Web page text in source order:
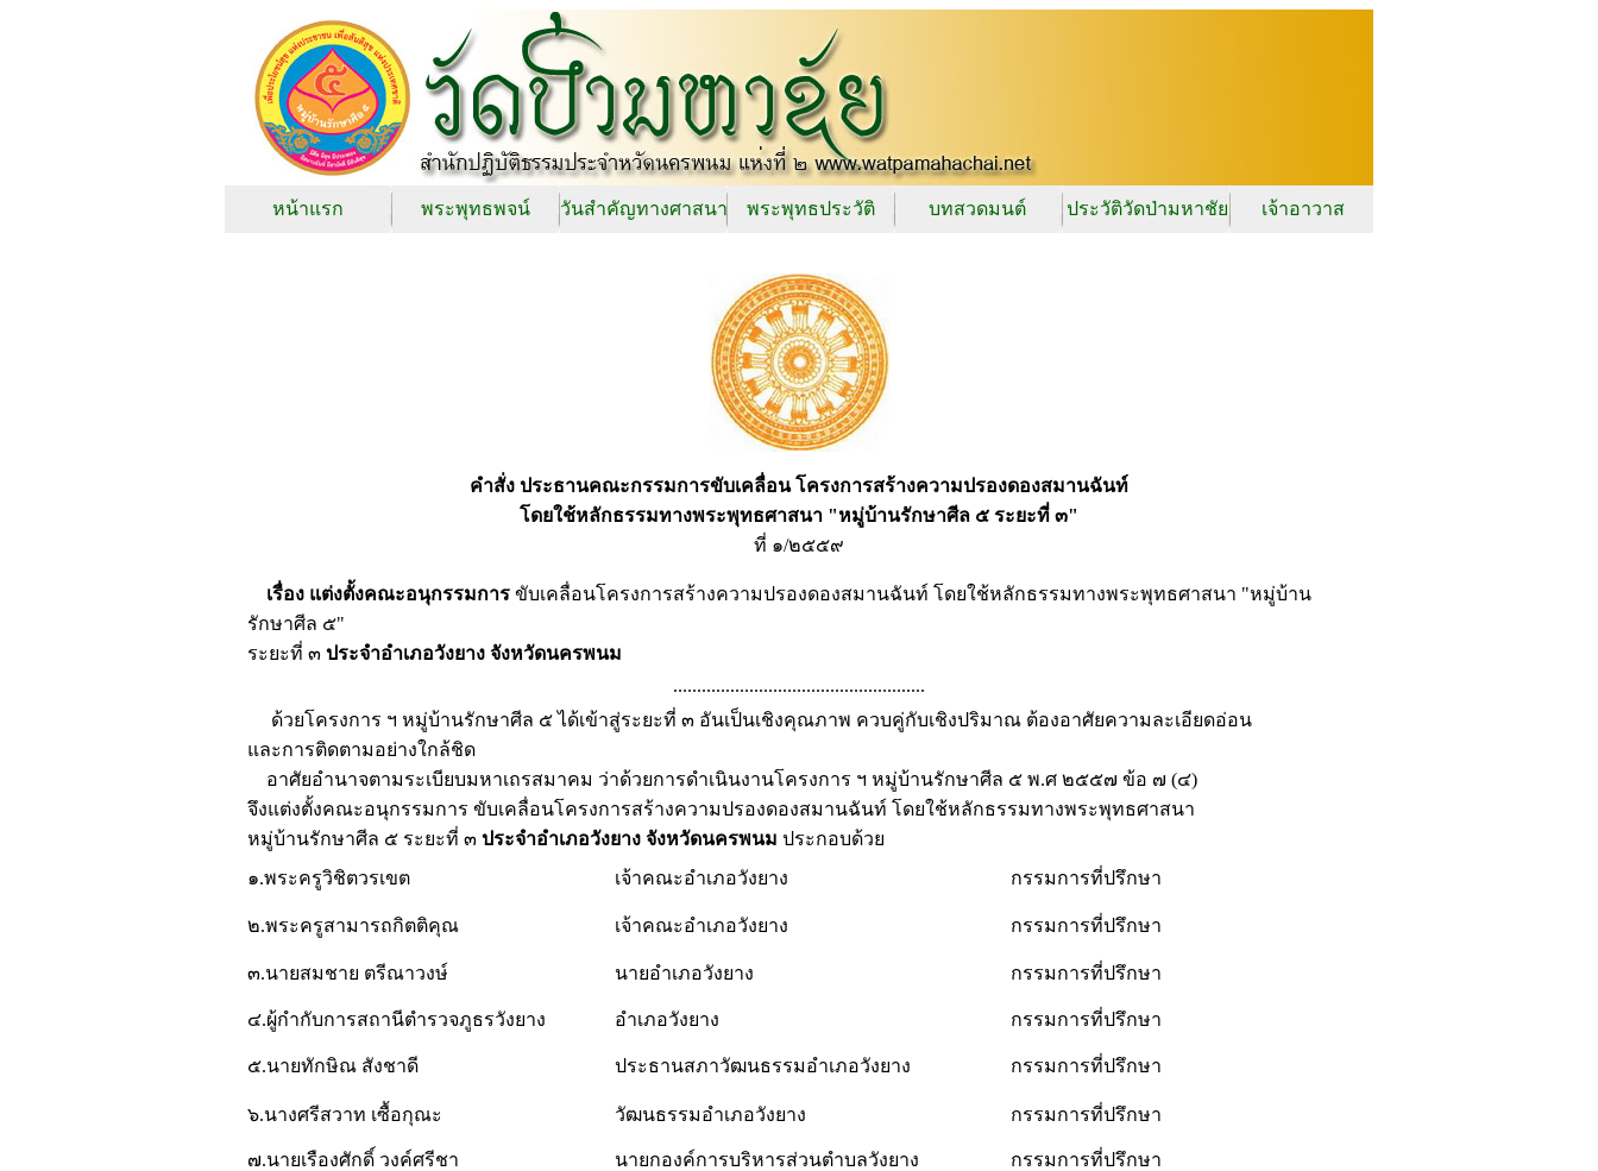
หน้าแรก พระพุทธพจน์ วันสำคัญทางศาสนา พระพุทธประวัติ บทสวดมนต์ ประวัติวัดป่ามหาชัย เจ้าอาวาส
คำสั่ง ประธานคณะกรรมการขับเคลื่อน โครงการสร้างความปรองดองสมานฉันท์
โดยใช้หลักธรรมทางพระพุทธศาสนา "หมู่บ้านรักษาศีล ๕ ระยะที่ ๓"
ที่ ๑/๒๕๕๙
เรื่อง แต่งตั้งคณะอนุกรรมการ ขับเคลื่อนโครงการสร้างความปรองดองสมานฉันท์ โดยใช้หลักธรรมทางพระพุทธศาสนา "หมู่บ้าน
รักษาศีล ๕"
ระยะที่ ๓ ประจำอำเภอวังยาง จังหวัดนครพนม
.....................................................
ด้วยโครงการ ฯ หมู่บ้านรักษาศีล ๕ ได้เข้าสู่ระยะที่ ๓ อันเป็นเชิงคุณภาพ ควบคู่กับเชิงปริมาณ ต้องอาศัยความละเอียดอ่อน
และการติดตามอย่างใกล้ชิด
อาศัยอำนาจตามระเบียบมหาเถรสมาคม ว่าด้วยการดำเนินงานโครงการ ฯ หมู่บ้านรักษาศีล ๕ พ.ศ ๒๕๕๗ ข้อ ๗ (๔)
จึงแต่งตั้งคณะอนุกรรมการ ขับเคลื่อนโครงการสร้างความปรองดองสมานฉันท์ โดยใช้หลักธรรมทางพระพุทธศาสนา
หมู่บ้านรักษาศีล ๕ ระยะที่ ๓ ประจำอำเภอวังยาง จังหวัดนครพนม ประกอบด้วย
๑.พระครูวิชิตวรเขต
เจ้าคณะอำเภอวังยาง กรรมการที่ปรึกษา
๒.พระครูสามารถกิตติคุณ เจ้าคณะอำเภอวังยาง กรรมการที่ปรึกษา
๓.นายสมชาย ตรีณาวงษ์ นายอำเภอวังยาง กรรมการที่ปรึกษา
๔.ผู้กำกับการสถานีตำรวจภูธรวังยาง อำเภอวังยาง กรรมการที่ปรึกษา
๕.นายทักษิณ สังชาดี ประธานสภาวัฒนธรรมอำเภอวังยาง กรรมการที่ปรึกษา
๖.นางศรีสวาท เซื้อกุณะ วัฒนธรรมอำเภอวังยาง กรรมการที่ปรึกษา
๗.นายเรืองศักดิ์ วงค์ศรีชา นายกองค์การบริหารส่วนตำบลวังยาง กรรมการที่ปรึกษา